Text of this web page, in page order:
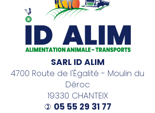
SARL ID ALIM
4700 Route de l'Égalité - Moulin du
Déroc
19330 CHANTEIX
) 05 55 29 31 77